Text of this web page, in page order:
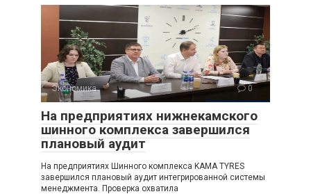
Экономика 0
На предприятиях нижнекамского
шинного комплекса завершился
плановый аудит
На предприятиях Шинного комплекса KAMA TYRES
завершился плановый аудит интегрированной системы
менеджмента. Проверка охватила